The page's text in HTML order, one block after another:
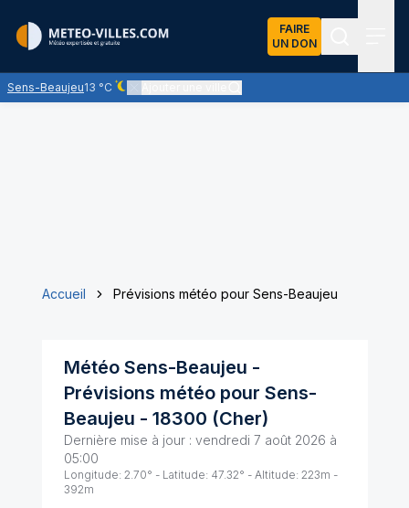
FAIRE
UN DON
Sens-Beaujeu13 °C
Ciel dégagé - quasiment pas de nuages
Accueil Prévisions météo pour Sens-Beaujeu
Météo Sens-Beaujeu -
Prévisions météo pour Sens-
Beaujeu - 18300 (Cher)
Dernière mise à jour : vendredi 7 août 2026 à
05:00
Longitude: 2.70° - Latitude: 47.32° - Altitude: 223m -
392m